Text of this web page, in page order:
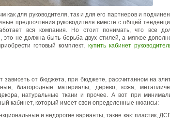
для руководителя, так и для его партнеров и
предпочтения руководителя вместе с общей
вся компания. Но стоит понимать, что все
это не должна быть борьба двух стилей, а мягкое
готовый комплект, купить кабинет
зависеть от бюджета, при бюджете, рассчитанном на
благородные материалы, дерево, кожа,
натуральные ткани и прочее. А вот при
кабинет, который имеет свои определенные нюансы:
и недорогие варианты, такие как: пластик,